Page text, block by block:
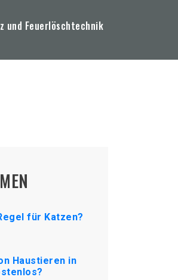
und Feuerlöschtechnik
für Katzen?
Haustieren in